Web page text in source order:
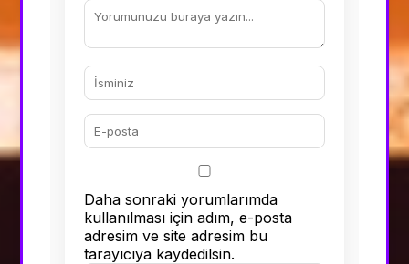
Daha sonraki yorumlarımda
kullanılması için adım, e-posta
adresim ve site adresim bu
tarayıcıya kaydedilsin.